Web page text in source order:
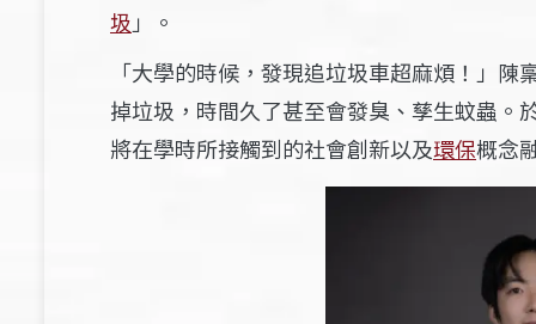
圾 」。
「大學的時候，發現追垃圾車超麻煩！」
掉垃圾，時間久了甚至會發臭、孳生蚊蟲。
將在學時所接觸到的社會創新以及環保概念